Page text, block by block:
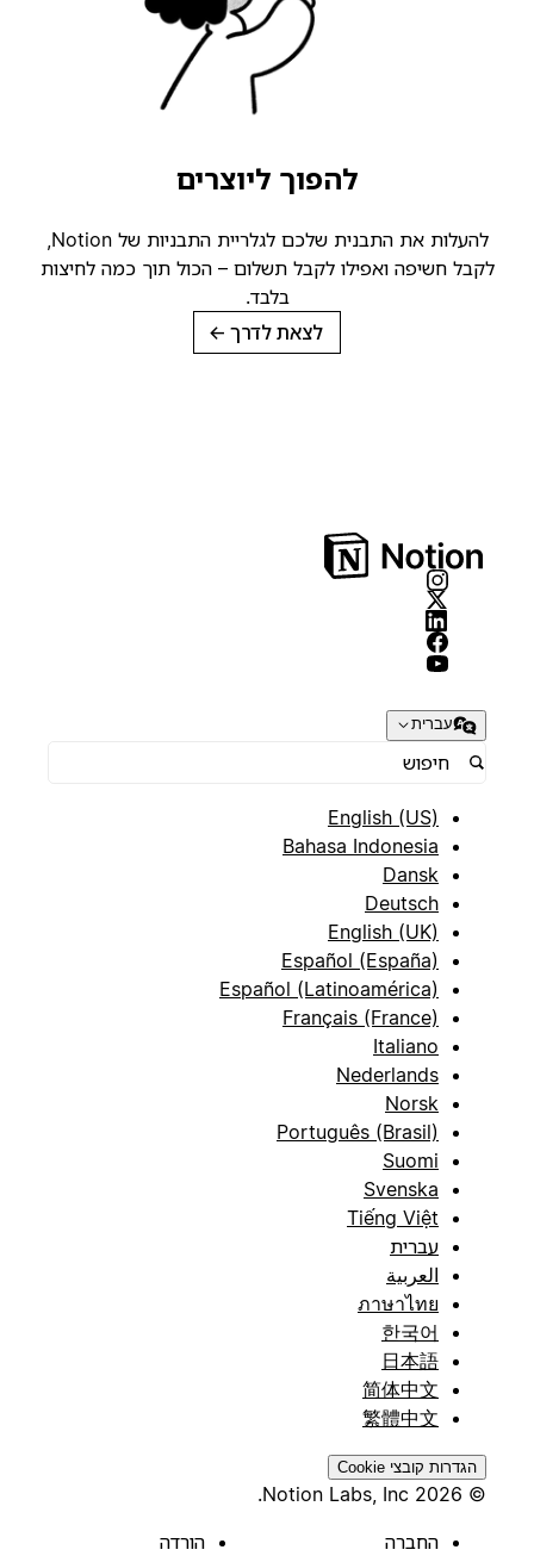
להפוך ליוצרים
להעלות את התבנית שלכם לגלריית התבניות של Notion,
לקבל חשיפה ואפילו לקבל תשלום – הכול תוך כמה לחיצות
בלבד.
לצאת לדרך→
עברית
English (US)
Bahasa Indonesia
Dansk
Deutsch
English (UK)
Español (España)
Español (Latinoamérica)
Français (France)
Italiano
Nederlands
Norsk
Português (Brasil)
Suomi
Svenska
Tiếng Việt
עברית
العربية
ภาษาไทย
한국어
日本語
简体中文
繁體中文
הגדרות קובצי Cookie
החברה
הורדה